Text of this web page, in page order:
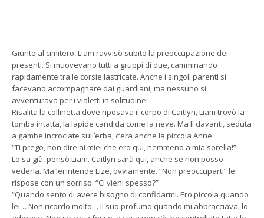
Giunto al cimitero, Liam ravvisò subito la preoccupazione dei
presenti. Si muovevano tutti a gruppi di due, camminando
rapidamente tra le corsie lastricate. Anche i singoli parenti si
facevano accompagnare dai guardiani, ma nessuno si
avventurava per i vialetti in solitudine.
Risalita la collinetta dove riposava il corpo di Caitlyn, Liam trovò la
tomba intatta, la lapide candida come la neve. Ma lì davanti, seduta
a gambe incrociate sull’erba, c’era anche la piccola Anne.
“Ti prego, non dire ai miei che ero qui, nemmeno a mia sorella!”
Lo sa già, pensò Liam. Caitlyn sarà qui, anche se non posso
vederla. Ma lei intende Lize, ovviamente. “Non preoccuparti” le
rispose con un sorriso. “Ci vieni spesso?”
“Quando sento di avere bisogno di confidarmi. Ero piccola quando
lei… Non ricordo molto… Il suo profumo quando mi abbracciava, lo